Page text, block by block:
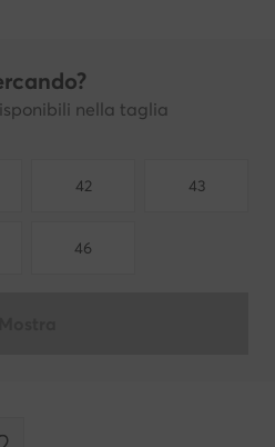
nella taglia
42 43
46